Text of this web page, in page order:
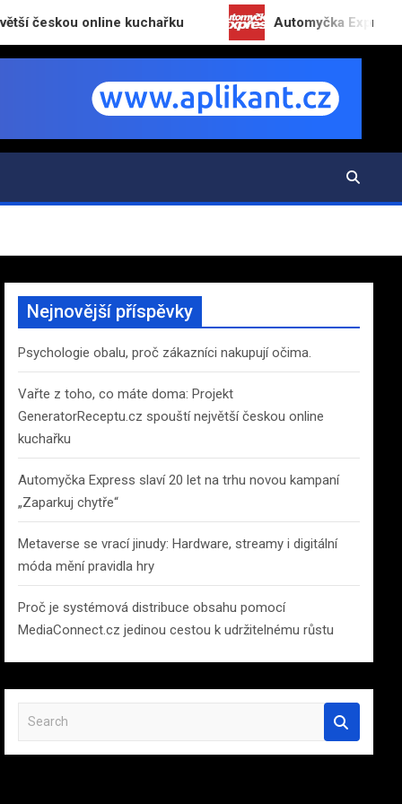
online kuchařku Automyčka Express slaví 20
Nejnovější příspěvky
Psychologie obalu, proč zákazníci nakupují očima.
Vařte z toho, co máte doma: Projekt
GeneratorReceptu.cz spouští největší českou online
kuchařku
Automyčka Express slaví 20 let na trhu novou kampaní
„Zaparkuj chytře“
Metaverse se vrací jinudy: Hardware, streamy i digitální
móda mění pravidla hry
Proč je systémová distribuce obsahu pomocí
MediaConnect.cz jedinou cestou k udržitelnému růstu
a